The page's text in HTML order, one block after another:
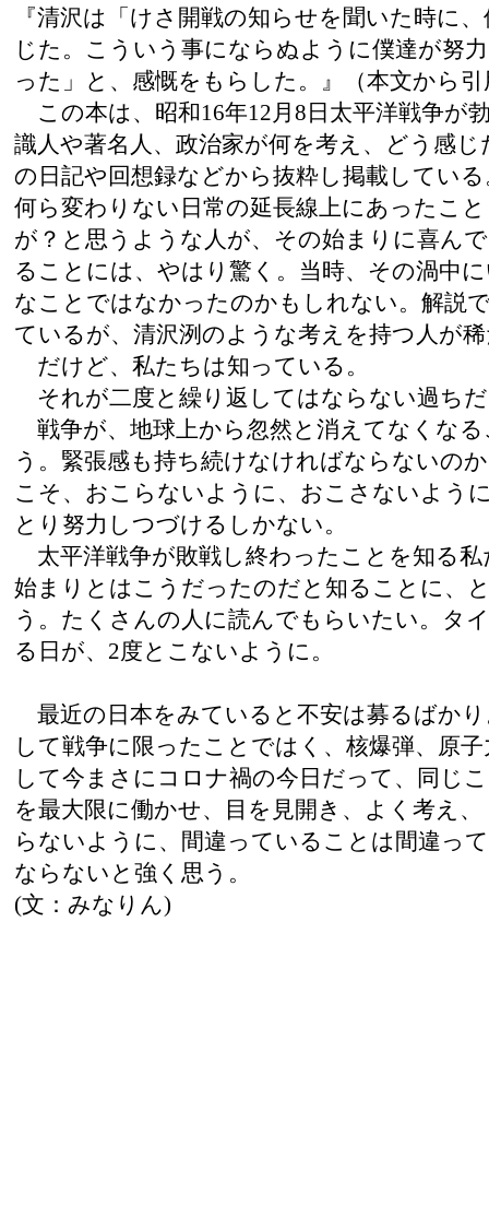
『清沢は「けさ開戦の知らせを聞いた時に
じた。こういう事にならぬように僕達が努
った」と、感慨をもらした。』（本文から引
この本は、昭和16年12月8日太平洋戦争が
識人や著名人、政治家が何を考え、どう感
の日記や回想録などから抜粋し掲載してい
何ら変わりない日常の延長線上にあったこ
が？と思うような人が、その始まりに喜ん
ることには、やはり驚く。当時、その渦中
なことではなかったのかもしれない。解説
ているが、清沢洌のような考えを持つ人が
だけど、私たちは知っている。
それが二度と繰り返してはならない過ち
戦争が、地球上から忽然と消えてなくな
う。緊張感も持ち続けなければならないの
こそ、おこらないように、おこさないよう
とり努力しつづけるしかない。
太平洋戦争が敗戦し終わったことを知る
始まりとはこうだったのだと知ることに、
う。たくさんの人に読んでもらいたい。タ
る日が、2度とこないように。
最近の日本をみていると不安は募るばか
して戦争に限ったことではく、核爆弾、原
して今まさにコロナ禍の今日だって、同じ
を最大限に働かせ、目を見開き、よく考え
らないように、間違っていることは間違っ
ならないと強く思う。
(文：みなりん)